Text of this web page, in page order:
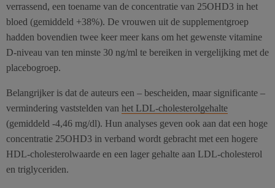
verrassend, een toename van de concentratie van 25OHD3 in het
bloed (gemiddeld +38%). De vrouwen uit de supplementgroep
hadden bovendien twee keer meer kans om het gewenste vitamine
D-niveau van ten minste 30 ng/ml te bereiken in vergelijking met de
placebogroep.
Belangrijker is dat de auteurs een – bescheiden, maar significante –
vermindering vaststelden van het LDL-cholesterolgehalte
(gemiddeld -4,46 mg/dl). Hun analyses geven ook aan dat een hoge
concentratie 25OHD3 in verband wordt gebracht met een hogere
HDL-cholesterolwaarde en een lager gehalte aan LDL-cholesterol
en triglyceriden.